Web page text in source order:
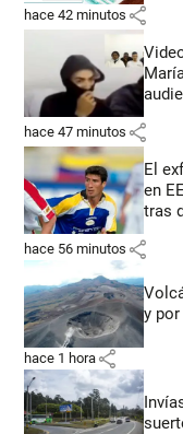
hace 42 minutos share
hace 47 minutos share
El
en
tras
hace 56 minutos share
y
hace 1 hora share